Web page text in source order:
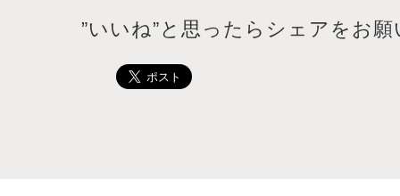
”いいね”と思ったらシェアをお